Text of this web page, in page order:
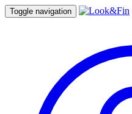
Toggle navigation